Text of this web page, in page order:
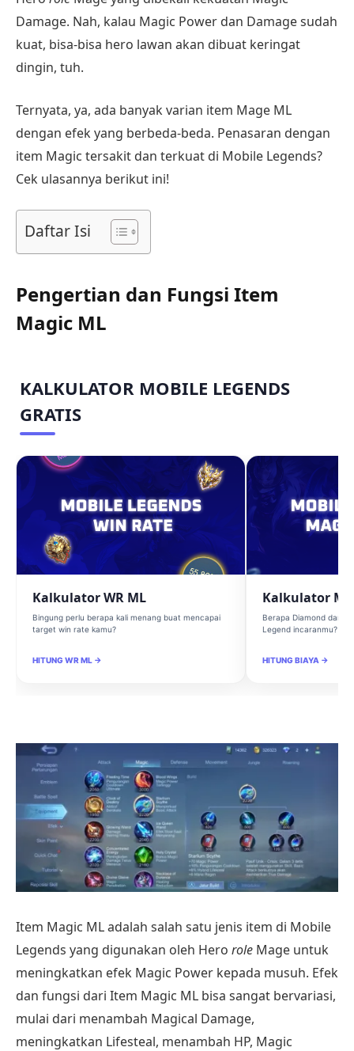
Damage. Nah, kalau Magic Power dan Damage sudah
kuat, bisa-bisa hero lawan akan dibuat keringat
dingin, tuh.
Ternyata, ya, ada banyak varian item Mage ML
dengan efek yang berbeda-beda. Penasaran dengan
item Magic tersakit dan terkuat di Mobile Legends?
Cek ulasannya berikut ini!
Daftar Isi
Pengertian dan Fungsi Item
Magic ML
KALKULATOR MOBILE LEGENDS
GRATIS
Kalkulator WR ML
Bingung perlu berapa kali menang buat mencapai
target win rate kamu?
HITUNG WR ML →
Kalkulator
Berapa Diamond dan
Legend incaranmu?
HITUNG BIAYA →
Item Magic ML adalah salah satu jenis item di Mobile
Legends yang digunakan oleh Hero role Mage untuk
meningkatkan efek Magic Power kepada musuh. Efek
dan fungsi dari Item Magic ML bisa sangat bervariasi,
mulai dari menambah Magical Damage,
meningkatkan Lifesteal, menambah HP, Magic